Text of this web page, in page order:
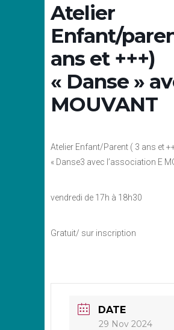
Atelier
Enfant/
ans et +++)
« Danse »
MOUVANT
Atelier Enfant/Parent ( 3 ans et
« Danse3 avec l’association E
vendredi de 17h à 18h30
Gratuit/ sur inscription
DATE
29 Nov 2024